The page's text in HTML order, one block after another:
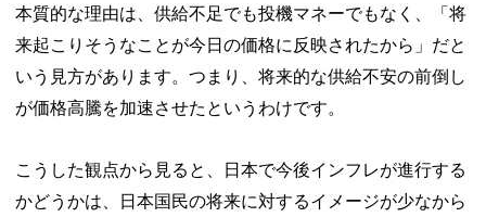
本質的な理由は、供給不足でも投機マネーでもなく、「将
来起こりそうなことが今日の価格に反映されたから」だと
いう見方があります。つまり、将来的な供給不安の前倒し
が価格高騰を加速させたというわけです。
こうした観点から見ると、日本で今後インフレが進行する
かどうかは、日本国民の将来に対するイメージが少なから